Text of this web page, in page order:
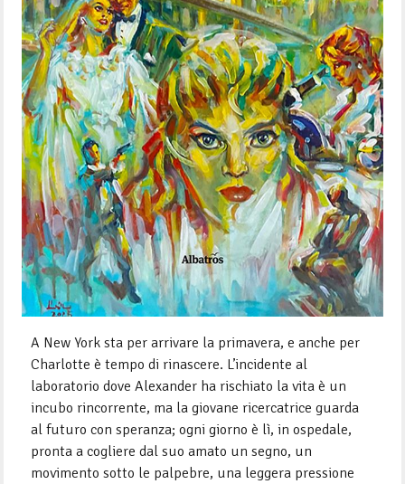
A New York sta per arrivare la primavera, e anche per
Charlotte è tempo di rinascere. L’incidente al
laboratorio dove Alexander ha rischiato la vita è un
incubo rincorrente, ma la giovane ricercatrice guarda
al futuro con speranza; ogni giorno è lì, in ospedale,
pronta a cogliere dal suo amato un segno, un
movimento sotto le palpebre, una leggera pressione